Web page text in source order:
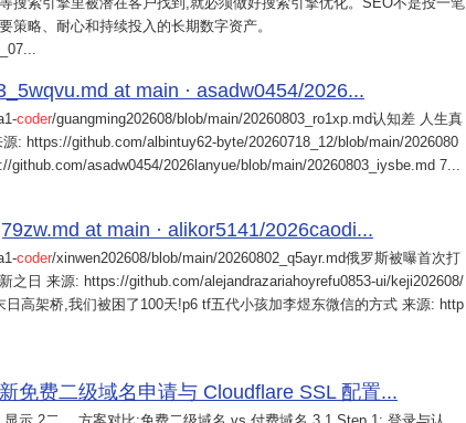
策略、耐心和持续投入的长期数字资产。
at main · asadw0454/2026...
coder/guangming202608/blob/main/20260803_ro1xp.md认知差 人生真
: https://github.com/albintuy62-byte/20260718_12/blob/main/2026080
asadw0454/2026lanyue/blob/main/20260803_iysbe.md 7...
at main · alikor5141/2026caodi...
coder/xinwen202608/blob/main/20260802_q5ayr.md俄罗斯被曝首次打
之日 来源: https://github.com/alejandrazariahoyrefu0853-ui/keji202608/
日高架桥,我们被困了100天!p6 tf五代小孩加李煜东微信的方式 来源: http
免费二级域名申请与 Cloudflare SSL 配置...
显示 2二、 方案对比:免费二级域名 vs 付费域名 3.1 Step 1: 登录与认...